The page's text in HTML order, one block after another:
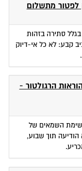
לפטור מתשלום
סתירה בזהות
קבע: לא כל אי-דיוק
הרגולטור -
השמאים של
תוך שבוע,